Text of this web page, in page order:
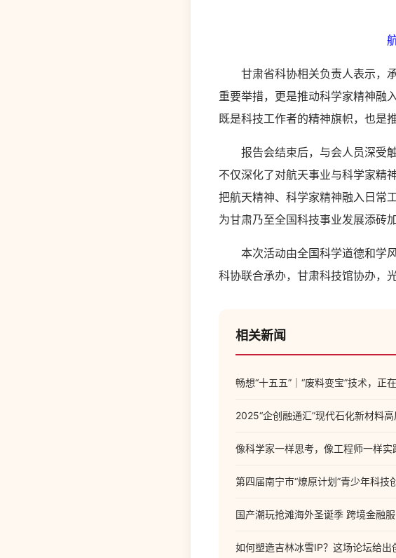
甘肃省科协相关负责人表示，承
重要举措，更是推动科学家精神融
既是科技工作者的精神旗帜，也是
报告会结束后，与会人员深受触
不仅深化了对航天事业与科学家精
把航天精神、科学家精神融入日常
为甘肃乃至全国科技事业发展添砖加
本次活动由全国科学道德和学风
科协联合承办，甘肃科技馆协办，
相关新闻
畅想“十五五”｜“废料变宝”技术，正
2025“企创融通汇”现代石化新材料
像科学家一样思考，像工程师一样实
第四届南宁市“燎原计划”青少年科
国产潮玩抢滩海外圣诞季 跨境金融
如何塑造吉林冰雪IP？这场论坛给出